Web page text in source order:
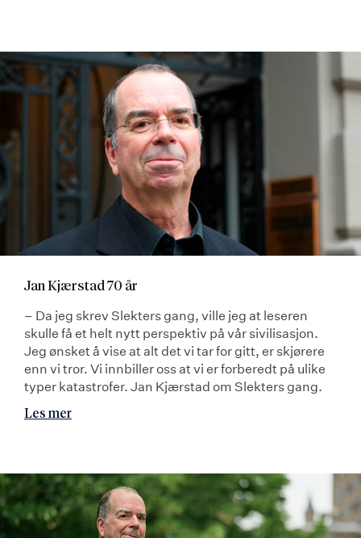
Jan Kjærstad 70 år
– Da jeg skrev Slekters gang, ville jeg at leseren
skulle få et helt nytt perspektiv på vår sivilisasjon.
Jeg ønsket å vise at alt det vi tar for gitt, er skjørere
enn vi tror. Vi innbiller oss at vi er forberedt på ulike
typer katastrofer. Jan Kjærstad om Slekters gang.
Les mer